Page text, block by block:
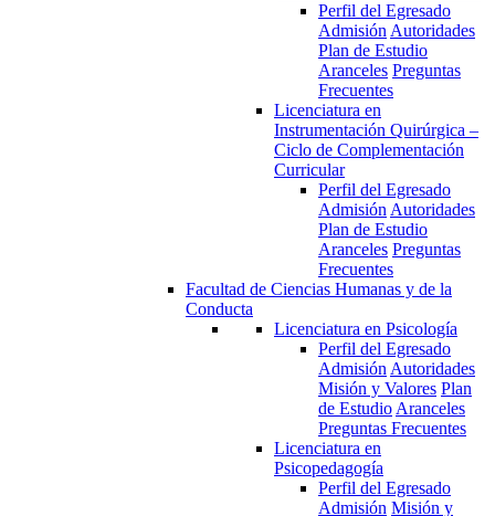
Perfil del Egresado
Admisión Autoridades
Plan de Estudio
Aranceles Preguntas
Frecuentes
Licenciatura en
Instrumentación Quirúrgica –
Ciclo de Complementación
Curricular
Perfil del Egresado
Admisión Autoridades
Plan de Estudio
Aranceles Preguntas
Frecuentes
Facultad de Ciencias Humanas y de la
Conducta
Licenciatura en Psicología
Perfil del Egresado
Admisión Autoridades
Misión y Valores Plan
de Estudio Aranceles
Preguntas Frecuentes
Licenciatura en
Psicopedagogía
Perfil del Egresado
Admisión Misión y